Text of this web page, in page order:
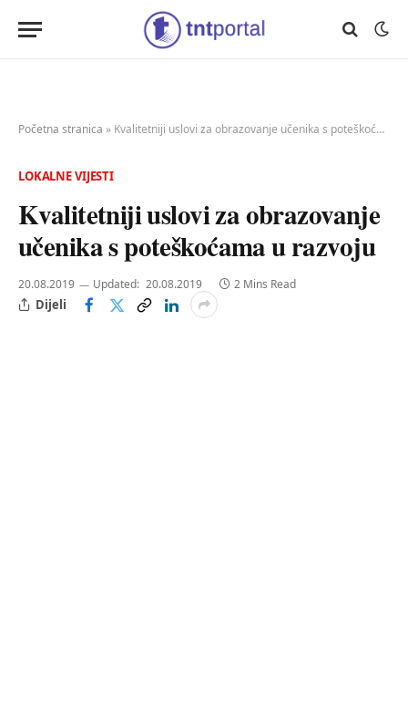
Početna stranica » Kvalitetniji uslovi za obrazovanje učenika s poteškoćama u razvoju
LOKALNE VIJESTI
Kvalitetniji uslovi za obrazovanje
učenika s poteškoćama u razvoju
20.08.2019 Updated: 20.08.2019 2 Mins Read
Dijeli